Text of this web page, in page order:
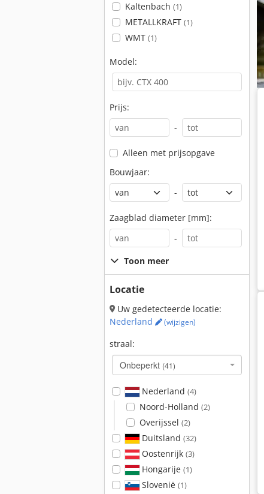
Kaltenbach (1)
METALLKRAFT (1)
WMT (1)
Model:
Prijs:
-
Alleen met prijsopgave
Bouwjaar:
-
Zaagblad diameter [mm]:
-
Toon meer
Locatie
Uw gedetecteerde locatie:
Nederland
(wijzigen)
straal:
Onbeperkt (41)
Nederland (4)
Noord-Holland (2)
Overijssel (2)
Duitsland (32)
Oostenrijk (3)
Hongarije (1)
Slovenië (1)